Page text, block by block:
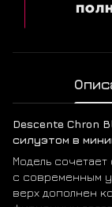
Descente Chron
силуэтом в
Модель
с современным
верх дополнен